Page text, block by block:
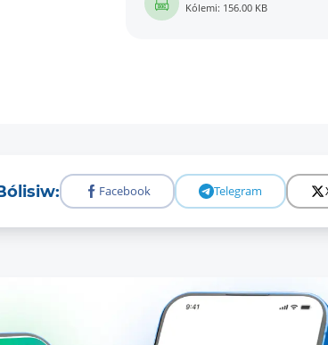
Kólemi: 156.00 KB
Facebook Telegram